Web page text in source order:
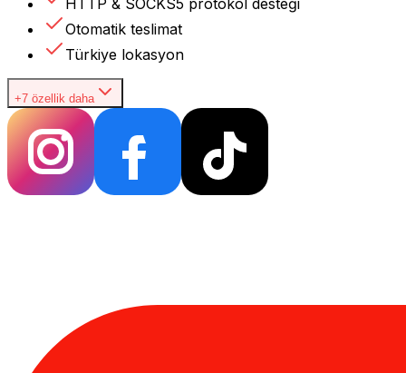
Otomatik teslimat
Türkiye lokasyon
+7 özellik daha